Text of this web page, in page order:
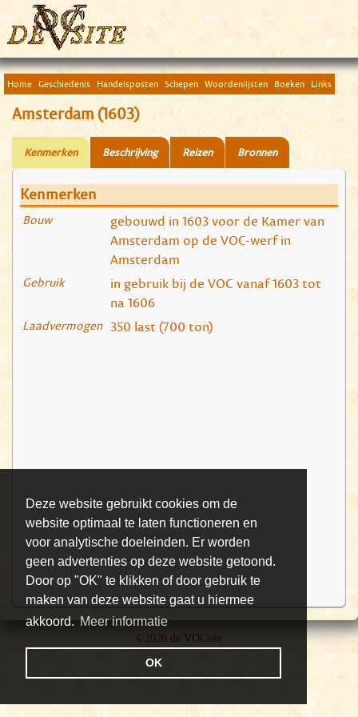
Deze website gebruikt cookies om de
website optimaal te laten functioneren en
voor analytische doeleinden. Er worden
geen advertenties op deze website getoond.
Door op "OK" te klikken of door gebruik te
maken van deze website gaat u hiermee
akkoord. Meer informatie
OK
Home Geschiedenis Handelsposten Schepen Woordenlijsten Boeken Links
Amsterdam (1603)
Kenmerken Beschrijving Reizen Bronnen
Kenmerken
Bouw
gebouwd in 1603 voor de Kamer van
Amsterdam op de VOC-werf in
Amsterdam
Gebruik
in gebruik bij de VOC vanaf 1603 tot
na 1606
Laadvermogen 350 last (700 ton)
©2026 de VOCsite